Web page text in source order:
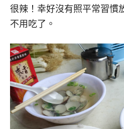
很辣！幸好沒有照平常習慣
不用吃了。